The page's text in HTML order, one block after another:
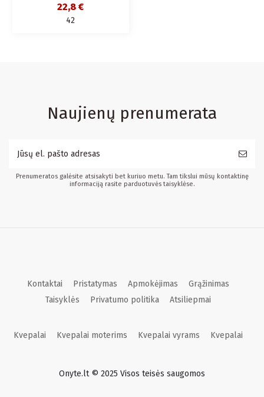
22,8 €
42
Naujienų prenumerata
Prenumeratos galėsite atsisakyti bet kuriuo metu. Tam tikslui mūsų kontaktinę
informaciją rasite parduotuvės taisyklėse.
Kontaktai Pristatymas Apmokėjimas
Grąžinimas
Taisyklės
Privatumo politika Atsiliepmai
Kvepalai Kvepalai moterims Kvepalai vyrams Kvepalai
Onyte.lt © 2025 Visos teisės saugomos